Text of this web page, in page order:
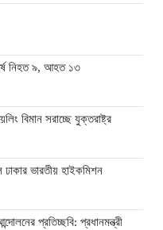
নিহত ৯, আহত ১৩
বিমান সরাচ্ছে যুক্তরাষ্ট্র
ঢাকার ভারতীয় হাইকমিশন
প্রতিচ্ছবি: প্রধানমন্ত্রী